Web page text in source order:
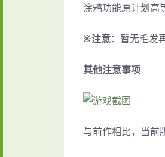
涂鸦功能原计划高
※注意：暂无毛发
其他注意事项
与前作相比，当前